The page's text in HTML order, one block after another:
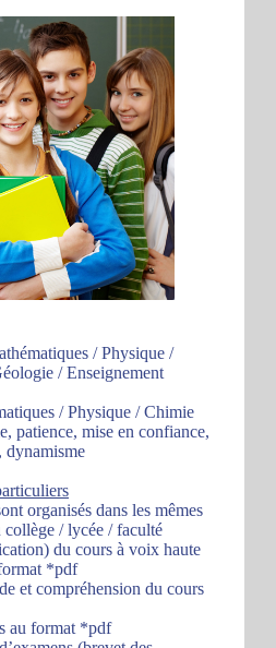
/ Physique /
/ Enseignement
/ Physique / Chimie
patience, mise en confiance,
dynamisme
organisés dans les mêmes
/ lycée / faculté
du cours à voix haute
*pdf
et compréhension du cours
au format *pdf